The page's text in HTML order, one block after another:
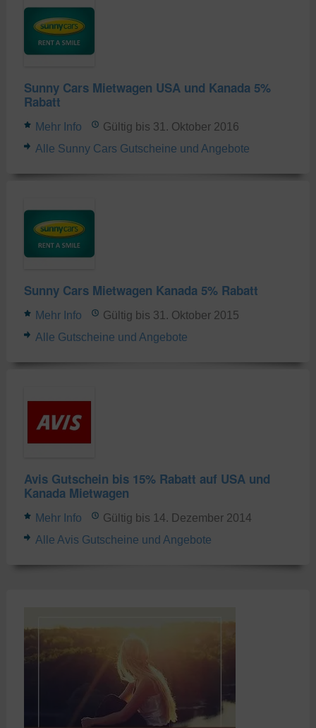
Sunny Cars Mietwagen USA und Kanada 5%
Rabatt
Mehr Info
Gültig bis 31. Oktober 2016
Alle Sunny Cars Gutscheine und Angebote
Sunny Cars Mietwagen Kanada 5% Rabatt
Mehr Info
Gültig bis 31. Oktober 2015
Alle Gutscheine und Angebote
Avis Gutschein bis 15% Rabatt auf USA und
Kanada Mietwagen
Mehr Info
Gültig bis 14. Dezember 2014
Alle Avis Gutscheine und Angebote